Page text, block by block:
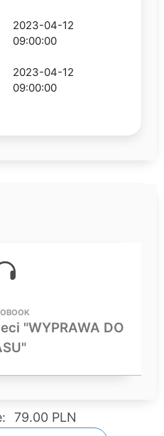
2023-04-12
09:00:00
2023-04-12
09:00:00
"WYPRAWA DO
79.00 PLN